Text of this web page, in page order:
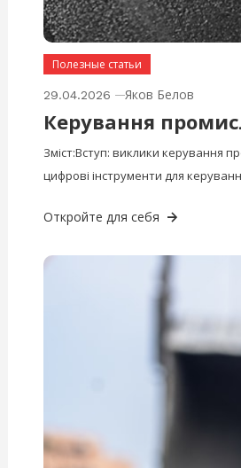
Полезные статьи
29.04.2026 Яков Белов
Керування
Зміст:Вступ: виклики керування
цифрові інструменти для
Откройте для себя